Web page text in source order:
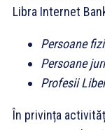
Libra Internet
Persoane
Persoane
Profesii
În privința